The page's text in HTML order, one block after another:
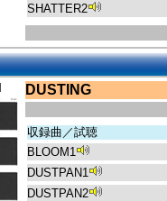
SHATTER2
DUSTING
収録曲／試聴
BLOOM1
DUSTPAN1
DUSTPAN2